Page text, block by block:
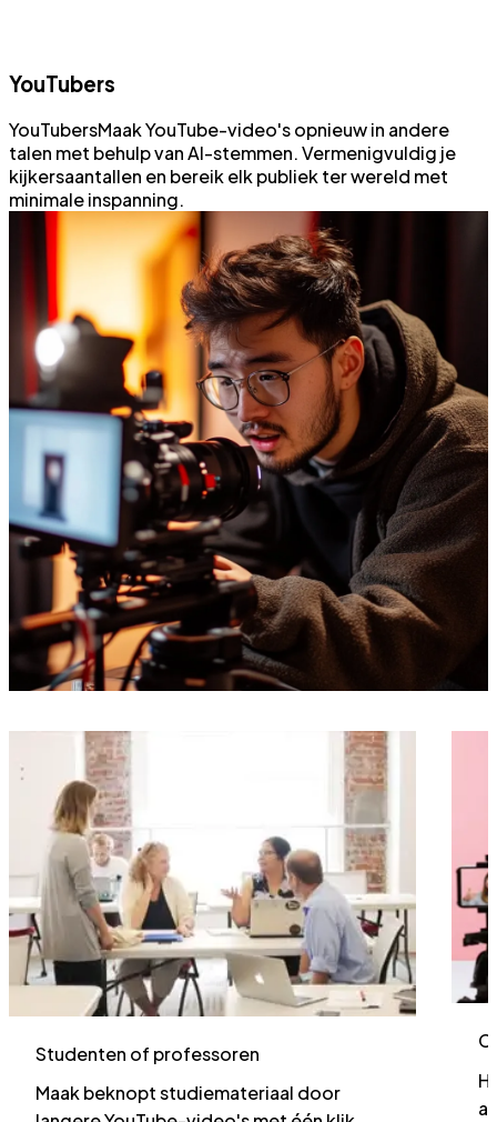
YouTubers
YouTubersMaak YouTube-video's opnieuw in andere
talen met behulp van AI-stemmen. Vermenigvuldig je
kijkersaantallen en bereik elk publiek ter wereld met
minimale inspanning.
Studenten of professoren
Maak beknopt studiemateriaal door